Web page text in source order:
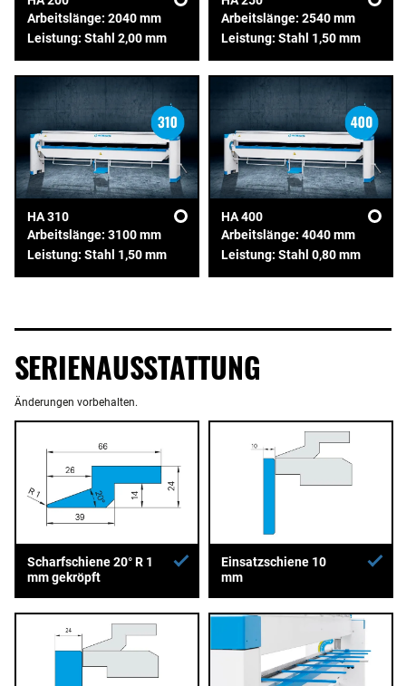
Arbeitslänge: 2040 mm
Leistung: Stahl 2,00 mm
Arbeitslänge: 2540 mm
Leistung: Stahl 1,50 mm
HA 310
Arbeitslänge: 3100 mm
Leistung: Stahl 1,50 mm
HA 400
Arbeitslänge: 4040 mm
Leistung: Stahl 0,80 mm
SERIENAUSSTATTUNG
Änderungen vorbehalten.
Scharfschiene 20° R 1
mm gekröpft
Einsatzschiene 10
mm